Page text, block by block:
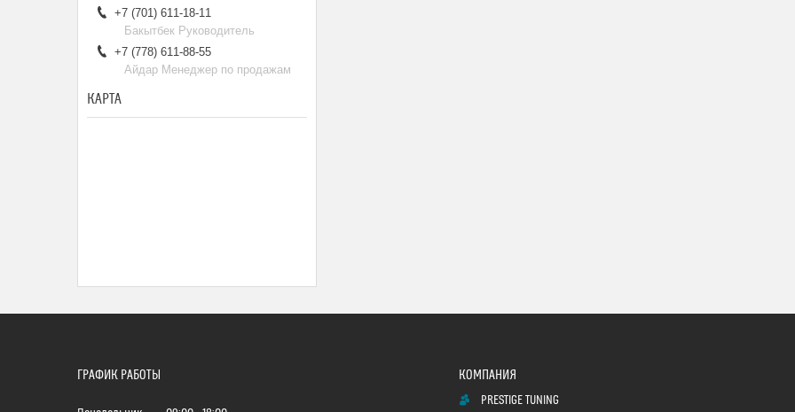
+7 (701) 611-18-11
Бакытбек Руководитель
+7 (778) 611-88-55
Айдар Менеджер по продажам
КАРТА
ГРАФИК РАБОТЫ
PRESTIGE TUNING